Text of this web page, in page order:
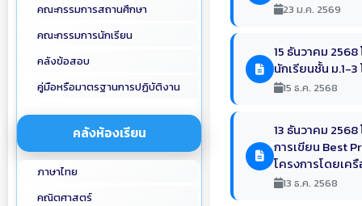
คณะกรรมการสถานศึกษา
คณะกรรมการนักเรียน
คลังข้อสอบ
คู่มือหรือมาตรฐานการปฏิบัติงาน
คลังห้องเรียน
ภาษาไทย
คณิตศาสตร์
23 ม.ค. 2569
15 ธันวาคม
นักเรียนชั้น ม.1-
15 ธ.ค. 2568
13 ธันวาคม
การเขียน Best
โครงการโดยเค
13 ธ.ค. 2568